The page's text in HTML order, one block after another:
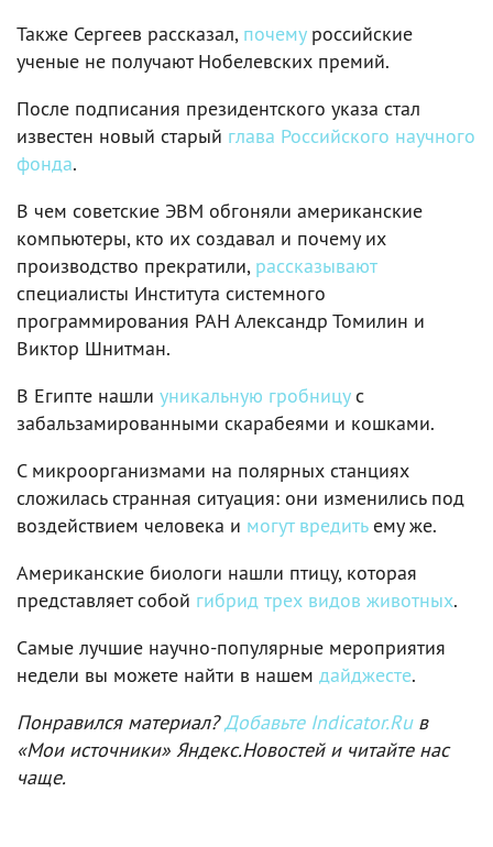
Также Сергеев рассказал, почемуроссийские
ученые не получают Нобелевских премий.
После подписания президентского указа стал
известен новый старый глава Российского научного
фонда.
В чем советские ЭВМ обгоняли американские
компьютеры, кто их создавал и почему их
производство прекратили, рассказывают
специалисты Института системного
программирования РАН Александр Томилин и
Виктор Шнитман.
В Египте нашли уникальную гробницус
забальзамированными скарабеями и кошками.
С микроорганизмами на полярных станциях
сложилась странная ситуация: они изменились под
воздействием человека и могут вредитьему же.
Американские биологи нашли птицу, которая
представляет собой гибрид трех видов животных.
Самые лучшие научно-популярные мероприятия
недели вы можете найти в нашем дайджесте.
Понравился материал?Добавьте Indicator.Ruв
«Мои источники» Яндекс.Новостей и читайте нас
чаще.